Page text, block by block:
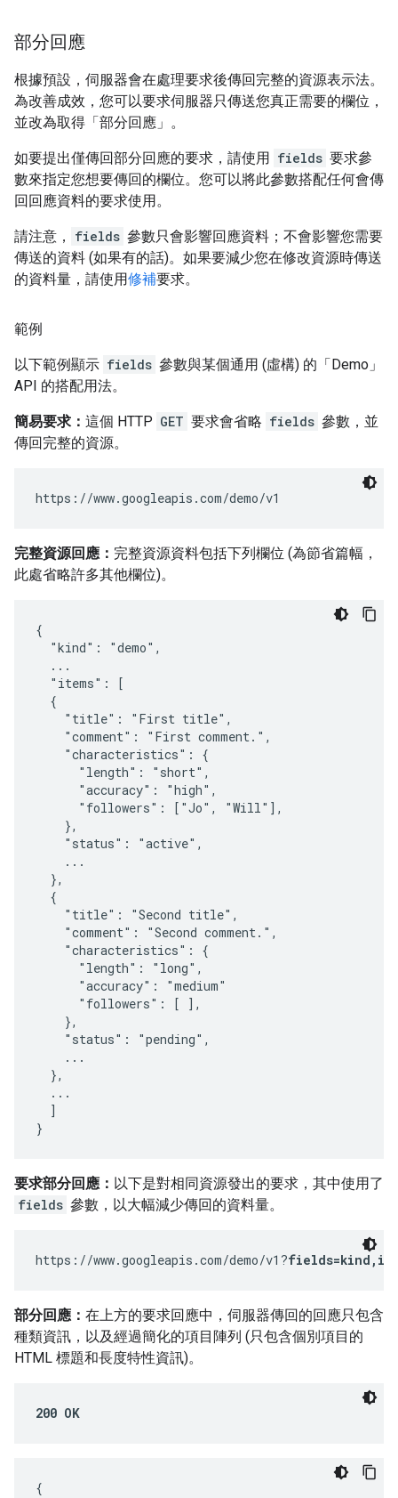
部分回應
根據預設，伺服器會在處理要求後傳回完整的資源表示法。
為改善成效，您可以要求伺服器只傳送您真正需要的欄位，
並改為取得「部分回應」 。
如要提出僅傳回部分回應的要求，請使用 fields 要求參
數來指定您想要傳回的欄位。您可以將此參數搭配任何會傳
回回應資料的要求使用。
請注意， fields 參數只會影響回應資料；不會影響您需要
傳送的資料 (如果有的話)。如果要減少您在修改資源時傳送
的資料量，請使用修補要求。
範例
以下範例顯示 fields 參數與某個通用 (虛構) 的「Demo」
API 的搭配用法。
簡易要求： 這個 HTTP GET 要求會省略 fields 參數，並
傳回完整的資源。
完整資源回應： 完整資源資料包括下列欄位 (為節省篇幅，
此處省略許多其他欄位)。
{
  "kind": "demo",
  ...
  "items": [
  {
    "title": "First title",
    "comment": "First comment.",
    "characteristics": {
      "length": "short",
      "accuracy": "high",
      "followers": ["Jo", "Will"],
    },
    "status": "active",
    ...
  },
  {
    "title": "Second title",
    "comment": "Second comment.",
    "characteristics": {
      "length": "long",
      "accuracy": "medium"
      "followers": [ ],
    },
    "status": "pending",
    ...
  },
  ...
  ]
}
要求部分回應： 以下是對相同資源發出的要求，其中使用了
fields 參數，以大幅減少傳回的資料量。
https://www.googleapis.com/demo/v1?
部分回應： 在上方的要求回應中，伺服器傳回的回應只包含
種類資訊，以及經過簡化的項目陣列 (只包含個別項目的
HTML 標題和長度特性資訊)。
200 OK
{